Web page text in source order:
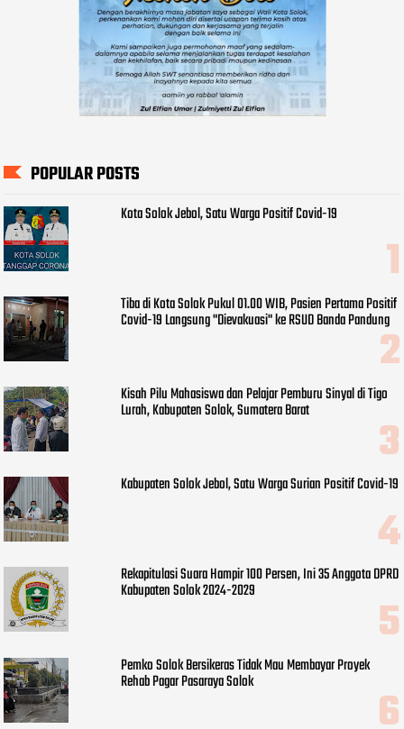
POPULAR POSTS
Kota Solok Jebol, Satu Warga Positif Covid-19
Tiba di Kota Solok Pukul 01.00 WIB, Pasien Pertama Positif
Covid-19 Langsung "Dievakuasi" ke RSUD Banda Pandung
Kisah Pilu Mahasiswa dan Pelajar Pemburu Sinyal di Tigo
Lurah, Kabupaten Solok, Sumatera Barat
Kabupaten Solok Jebol, Satu Warga Surian Positif Covid-19
Rekapitulasi Suara Hampir 100 Persen, Ini 35 Anggota DPRD
Kabupaten Solok 2024-2029
Pemko Solok Bersikeras Tidak Mau Membayar Proyek
Rehab Pagar Pasaraya Solok